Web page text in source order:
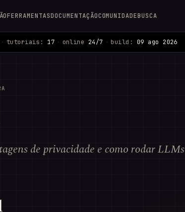
FERRAMENTASDOCUMENTAÇÃOCOMUNIDADEBUSCA
· tutoriais: 17 · online 24/7 · build: 09 ago 2026
de privacidade e como rodar LLMs